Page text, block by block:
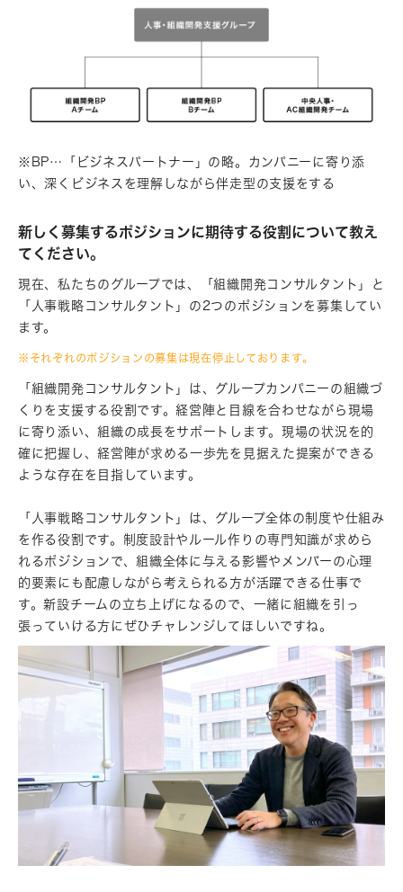
※BP…「ビジネスパートナー」の略。カンパニーに寄り添
い、深くビジネスを理解しながら伴走型の支援をする
新しく募集するポジションに期待する役割について教え
てください。
現在、私たちのグループでは、「組織開発コンサルタント」と
「人事戦略コンサルタント」の2つのポジションを募集してい
ます。
※それぞれのポジションの募集は現在停止しております。
「組織開発コンサルタント」は、グループカンパニーの組織づ
くりを支援する役割です。経営陣と目線を合わせながら現場
に寄り添い、組織の成長をサポートします。現場の状況を的
確に把握し、経営陣が求める一歩先を見据えた提案ができる
ような存在を目指しています。
「人事戦略コンサルタント」は、グループ全体の制度や仕組み
を作る役割です。制度設計やルール作りの専門知識が求めら
れるポジションで、組織全体に与える影響やメンバーの心理
的要素にも配慮しながら考えられる方が活躍できる仕事で
す。新設チームの立ち上げになるので、一緒に組織を引っ
張っていける方にぜひチャレンジしてほしいですね。